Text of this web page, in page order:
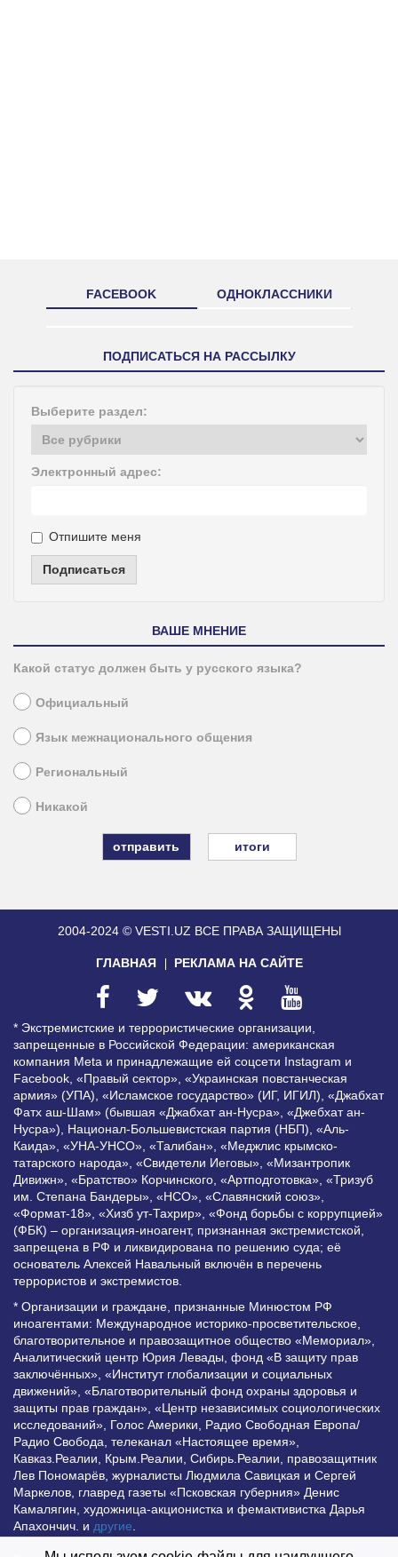
FACEBOOK ОДНОКЛАССНИКИ
ПОДПИСАТЬСЯ НА РАССЫЛКУ
Выберите раздел:
Электронный адрес:
Отпишите меня
Подписаться
ВАШЕ МНЕНИЕ
Какой статус должен быть у русского языка?
Официальный
Язык межнационального общения
Региональный
Никакой
итоги
2004-2024 © VESTI.UZ ВСЕ ПРАВА ЗАЩИЩЕНЫ
ГЛАВНАЯ РЕКЛАМА НА САЙТЕ
* Экстремистские и террористические организации,
запрещенные в Российской Федерации: американская
компания Meta и принадлежащие ей соцсети Instagram и
Facebook, «Правый сектор», «Украинская повстанческая
армия» (УПА), «Исламское государство» (ИГ, ИГИЛ), «Джабхат
Фатх аш-Шам» (бывшая «Джабхат ан-Нусра», «Джебхат ан-
Нусра»), Национал-Большевистская партия (НБП), «Аль-
Каида», «УНА-УНСО», «Талибан», «Меджлис крымско-
татарского народа», «Свидетели Иеговы», «Мизантропик
Дивижн», «Братство» Корчинского, «Артподготовка», «Тризуб
им. Степана Бандеры», «НСО», «Славянский союз»,
«Формат-18», «Хизб ут-Тахрир», «Фонд борьбы с коррупцией»
(ФБК) – организация-иноагент, признанная экстремистской,
запрещена в РФ и ликвидирована по решению суда; её
основатель Алексей Навальный включён в перечень
террористов и экстремистов.
* Организации и граждане, признанные Минюстом РФ
иноагентами: Международное историко-просветительское,
благотворительное и правозащитное общество «Мемориал»,
Аналитический центр Юрия Левады, фонд «В защиту прав
заключённых», «Институт глобализации и социальных
движений», «Благотворительный фонд охраны здоровья и
защиты прав граждан», «Центр независимых социологических
исследований», Голос Америки, Радио Свободная Европа/
Радио Свобода, телеканал «Настоящее время»,
Кавказ.Реалии, Крым.Реалии, Сибирь.Реалии, правозащитник
Лев Пономарёв, журналисты Людмила Савицкая и Сергей
Маркелов, главред газеты «Псковская губерния» Денис
Камалягин, художница-акционистка и фемактивистка Дарья
Апахончич. и другие